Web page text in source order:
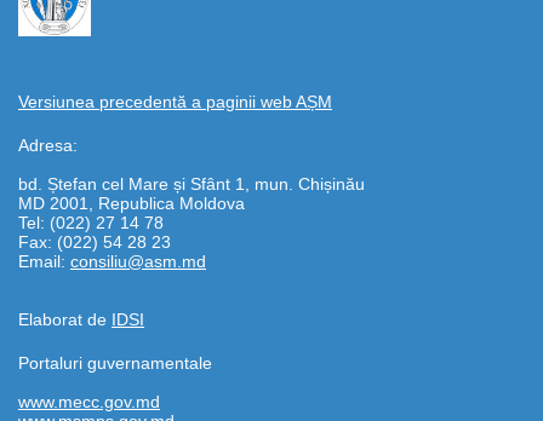
Versiunea precedentă a paginii web AȘM
Adresa:
bd. Ștefan cel Mare și Sfânt 1, mun. Chișinău
MD 2001, Republica Moldova
Tel: (022) 27 14 78
Fax: (022) 54 28 23
Email: consiliu@asm.md
Elaborat de IDSI
Portaluri guvernamentale
www.mecc.gov.md